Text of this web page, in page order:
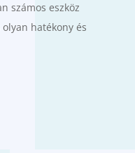
számos eszköz
hatékony és